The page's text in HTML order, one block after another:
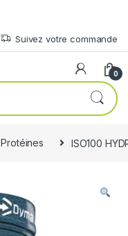
Suivez votre commande
0
Protéines ISO100